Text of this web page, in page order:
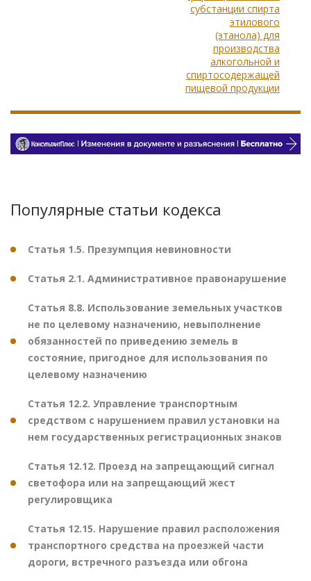
субстанции спирта
этилового
(этанола) для
производства
алкогольной и
спиртосодержащей
пищевой продукции
Популярные статьи кодекса
Статья 1.5. Презумпция невиновности
Статья 2.1. Административное правонарушение
Статья 8.8. Использование земельных участков
не по целевому назначению, невыполнение
обязанностей по приведению земель в
состояние, пригодное для использования по
целевому назначению
Статья 12.2. Управление транспортным
средством с нарушением правил установки на
нем государственных регистрационных знаков
Статья 12.12. Проезд на запрещающий сигнал
светофора или на запрещающий жест
регулировщика
Статья 12.15. Нарушение правил расположения
транспортного средства на проезжей части
дороги, встречного разъезда или обгона